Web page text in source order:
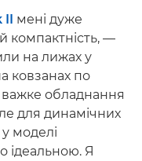
II мені дуже
компактність, —
на лижах у
ковзанах по
обладнання
для динамічних
у моделі
ідеальною. Я